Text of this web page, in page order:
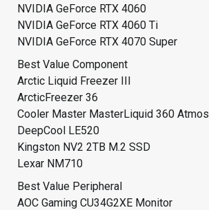
NVIDIA GeForce RTX 4060
NVIDIA GeForce RTX 4060 Ti
NVIDIA GeForce RTX 4070 Super
Best Value Component
Arctic Liquid Freezer III
ArcticFreezer 36
Cooler Master MasterLiquid 360 Atmos
DeepCool LE520
Kingston NV2 2TB M.2 SSD
Lexar NM710
Best Value Peripheral
AOC Gaming CU34G2XE Monitor